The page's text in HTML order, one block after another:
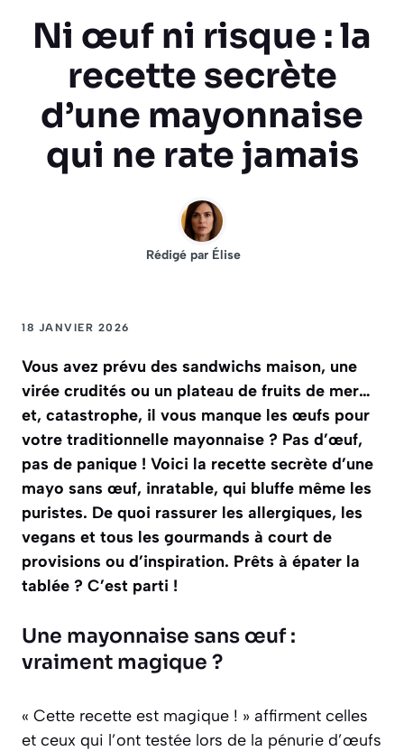
Ni œuf ni risque : la
recette secrète
d’une mayonnaise
qui ne rate jamais
Rédigé par Élise
18 JANVIER 2026
Vous avez prévu des sandwichs maison, une
virée crudités ou un plateau de fruits de mer…
et, catastrophe, il vous manque les œufs pour
votre traditionnelle mayonnaise ? Pas d’œuf,
pas de panique ! Voici la recette secrète d’une
mayo sans œuf, inratable, qui bluffe même les
puristes. De quoi rassurer les allergiques, les
vegans et tous les gourmands à court de
provisions ou d’inspiration. Prêts à épater la
tablée ? C’est parti !
Une mayonnaise sans œuf :
vraiment magique ?
« Cette recette est magique ! » affirment celles
et ceux qui l’ont testée lors de la pénurie d’œufs